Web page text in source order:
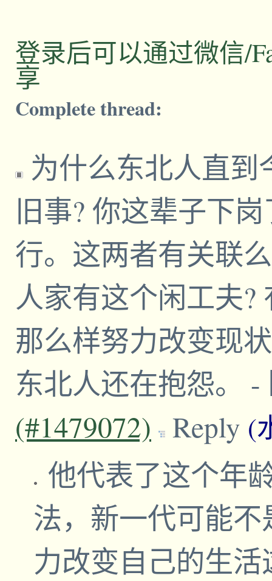
登录后可以通过微信/
享
Complete thread:
为什么东北人直
旧事? 你这辈子下
行。这两者有关联
人家有这个闲工夫?
那么样努力改变现
东北人还在抱怨。 -
(#1479072) Reply (
他代表了这个年
法，新一代可能
力改变自己的生